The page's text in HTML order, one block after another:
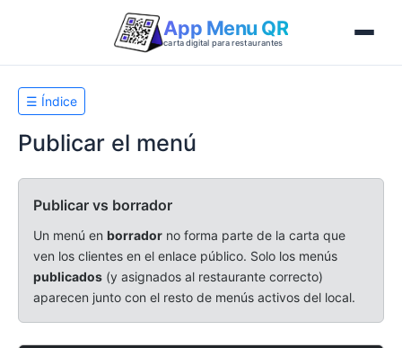
App Menu QR
carta digital para restaurantes
☰ Índice
Publicar el menú
Publicar vs borrador
Un menú en borrador no forma parte de la carta que
ven los clientes en el enlace público. Solo los menús
publicados (y asignados al restaurante correcto)
aparecen junto con el resto de menús activos del local.